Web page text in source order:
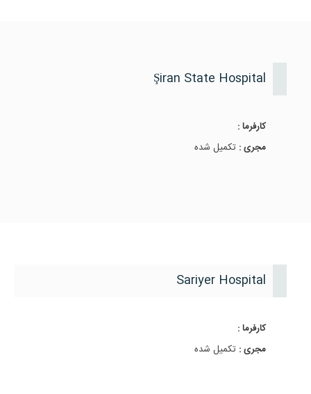
Şiran State Hospital
کارفرما :
مجری : تکمیل شده
Sariyer Hospital
کارفرما :
مجری : تکمیل شده